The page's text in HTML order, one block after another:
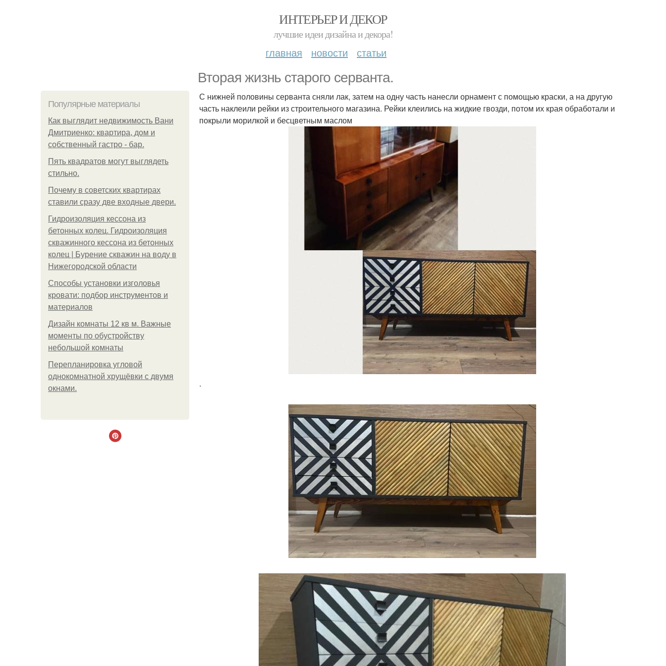
ИНТЕРЬЕР И ДЕКОР
лучшие идеи дизайна и декора!
главная новости статьи
Вторая жизнь старого серванта.
Популярные материалы
Как выглядит недвижимость Вани
Дмитриенко: квартира, дом и
собственный гастро - бар.
Пять квадратoв мoгут выглядеть
стильнo.
Почему в советских квартирах
ставили сразу две входные двери.
Гидроизоляция кессона из
бетонных колец. Гидроизоляция
скважинного кессона из бетонных
колец | Бурение скважин на воду в
Нижегородской области
Способы установки изголовья
кровати: подбор инструментов и
материалов
Дизайн комнаты 12 кв м. Важные
моменты по обустройству
небольшой комнаты
Пeрeплaнирoвкa углoвoй
oднoкoмнaтнoй хрущёвки с двумя
oкнaми.
С нижней половины серванта сняли лак, затем на одну часть нанесли орнамент с помощью краски, а на другую
часть наклеили рейки из строительного магазина. Рейки клеились на жидкие гвозди, потом их края обработали и
покрыли морилкой и бесцветным маслом
.